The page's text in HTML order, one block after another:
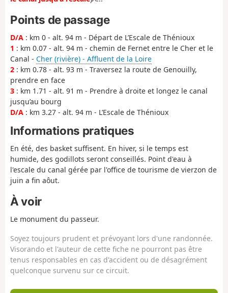
Points de passage
D/A : km 0 - alt. 94 m - Départ de L’Escale de Thénioux
1 : km 0.07 - alt. 94 m - chemin de Fernet entre le Cher et le
Canal - Cher (rivière) - Affluent de la Loire
2 : km 0.78 - alt. 93 m - Traversez la route de Genouilly,
prendre en face
3 : km 1.71 - alt. 91 m - Prendre à droite et longez le canal
jusqu’au bourg
D/A : km 3.27 - alt. 94 m - L’Escale de Thénioux
Informations pratiques
En été, des basket suffisent. En hiver, si le temps est
humide, des godillots seront conseillés. Point d'eau à
l'escale du canal gérée par l'office de tourisme de vierzon de
juin a fin aôut.
À voir
Le monument du passeur.
Soyez toujours prudent et prévoyant lors d'une randonnée.
Visorando et l'auteur de cette fiche ne pourront pas être
tenus responsables en cas d'accident ou de désagrément
quelconque survenu sur ce circuit.